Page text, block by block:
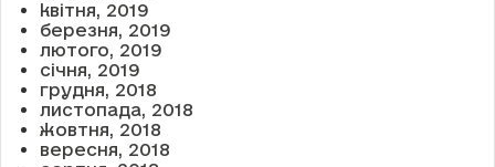
квітня, 2019
березня, 2019
лютого, 2019
січня, 2019
грудня, 2018
листопада, 2018
жовтня, 2018
вересня, 2018